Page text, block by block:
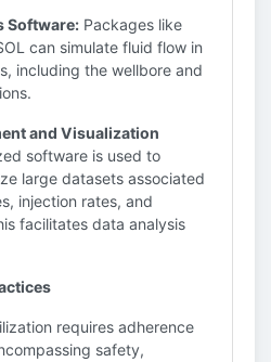
Software: Packages like
can simulate fluid flow in
including the wellbore and
and Visualization
software is used to
large datasets associated
injection rates, and
facilitates data analysis
requires adherence
safety,